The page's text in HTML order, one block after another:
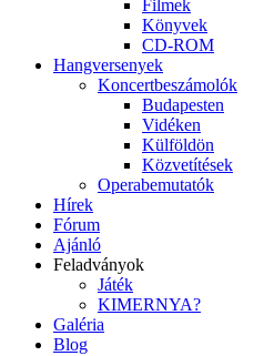
Filmek
Könyvek
CD-ROM
Hangversenyek
Koncertbeszámolók
Budapesten
Vidéken
Külföldön
Közvetítések
Operabemutatók
Hírek
Fórum
Ajánló
Feladványok
Játék
KIMERNYA?
Galéria
Blog